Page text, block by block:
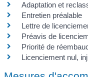
Adaptation et
Entretien préalable
Lettre de
Préavis de
Priorité de
Licenciement nul,